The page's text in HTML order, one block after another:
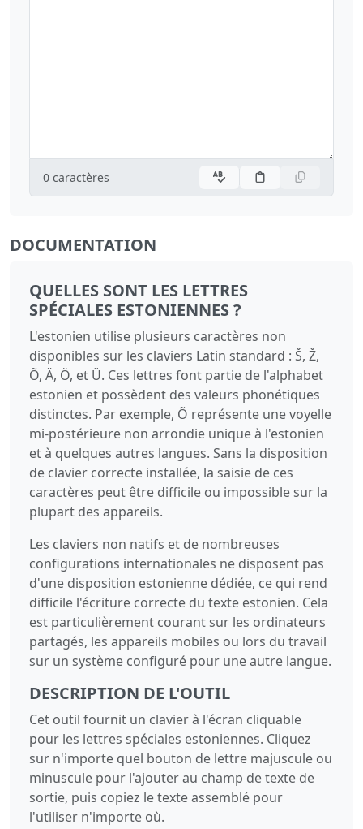
0 caractères
DOCUMENTATION
QUELLES SONT LES LETTRES
SPÉCIALES ESTONIENNES ?
L'estonien utilise plusieurs caractères non
disponibles sur les claviers Latin standard : Š, Ž,
Õ, Ä, Ö, et Ü. Ces lettres font partie de l'alphabet
estonien et possèdent des valeurs phonétiques
distinctes. Par exemple, Õ représente une voyelle
mi-postérieure non arrondie unique à l'estonien
et à quelques autres langues. Sans la disposition
de clavier correcte installée, la saisie de ces
caractères peut être difficile ou impossible sur la
plupart des appareils.
Les claviers non natifs et de nombreuses
configurations internationales ne disposent pas
d'une disposition estonienne dédiée, ce qui rend
difficile l'écriture correcte du texte estonien. Cela
est particulièrement courant sur les ordinateurs
partagés, les appareils mobiles ou lors du travail
sur un système configuré pour une autre langue.
DESCRIPTION DE L'OUTIL
Cet outil fournit un clavier à l'écran cliquable
pour les lettres spéciales estoniennes. Cliquez
sur n'importe quel bouton de lettre majuscule ou
minuscule pour l'ajouter au champ de texte de
sortie, puis copiez le texte assemblé pour
l'utiliser n'importe où.